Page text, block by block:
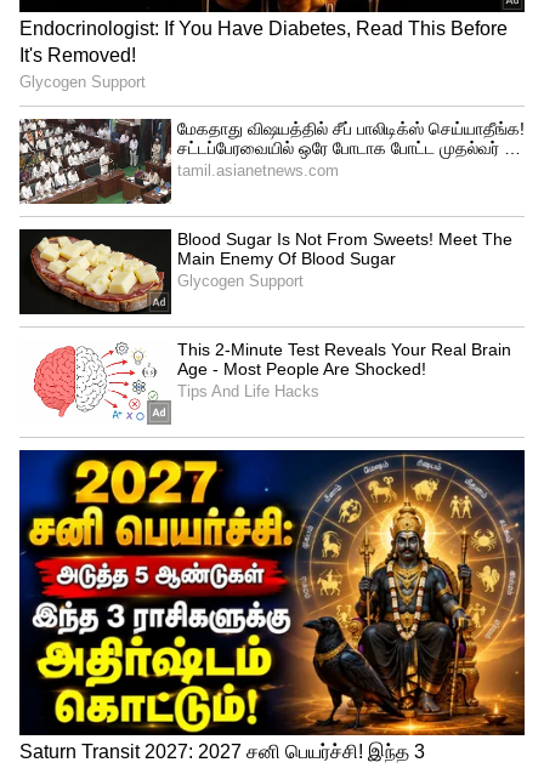
இந்தியாவிற்கு டெஸ்ட் ஆட வந்த பல
வெளிநாட்டு அணிகள் கடந்த காலங்களில்
ஒரேயொரு நல்ல ஸ்பின்னருடன் வரும். ஒரு
ஸ்பின்னர் மட்டும் நன்றாக பந்துவீசுவார்.
மற்றவர்கள் அனைவரும் ரன்களை வாரி
வழங்குவார்கள். ஆனால் இந்த 2 இளம்
ஸ்பின்னர்களும் கட்டுக்கோப்புடன் பந்துவீசி
இந்திய அணிக்கு அழுத்தம் கொடுத்து
விக்கெட்டுகளையும் வீழ்த்தினர்.
இங்கிலாந்தின் ஸ்வான் - பனேசர்
ஜோடிக்கு பிறகு இந்திய மண்ணில் வேறு
எந்த வெளிநாட்டு ஸ்பின் ஜோடியும்
அந்தளவிற்கு சிறப்பாக பந்துவீசியதில்லை
என்று சிலர் கூறினார்கள். கடந்த 10
ஆண்டில் இந்தியாவிற்கு வந்த வெளிநாட்டு
ஸ்பின்னர்களில் இவர்கள் தான் பெஸ்ட்
என்று ராகுல் டிராவிட் புகழாரம் சூட்டினார்.